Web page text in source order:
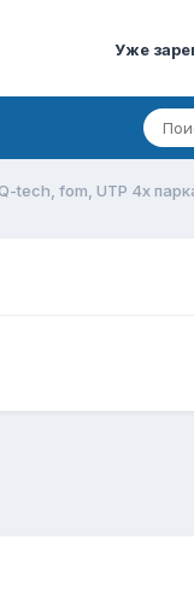
Уже
tech, fom, UTP 4х